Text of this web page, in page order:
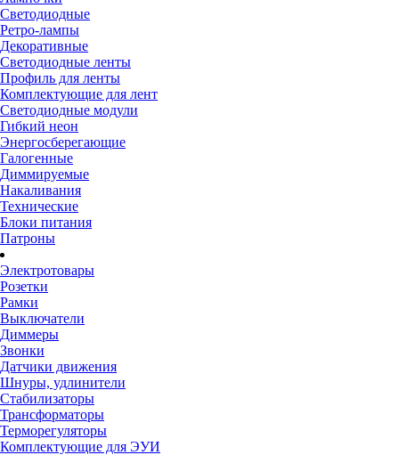
Светодиодные
Ретро-лампы
Декоративные
Светодиодные ленты
Профиль для ленты
Комплектующие для лент
Светодиодные модули
Гибкий неон
Энергосберегающие
Галогенные
Диммируемые
Накаливания
Технические
Блоки питания
Патроны
Электротовары
Розетки
Рамки
Выключатели
Диммеры
Звонки
Датчики движения
Шнуры, удлинители
Стабилизаторы
Трансформаторы
Терморегуляторы
Комплектующие для ЭУИ